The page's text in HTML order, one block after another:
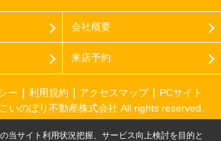
会社概要
来店予約
ー 利用規約 アクセスマップ
PCサイト
いのぼり不動産株式会社 All rights reserved.
当サイト利用状況把握、サービス向上検討を目的と